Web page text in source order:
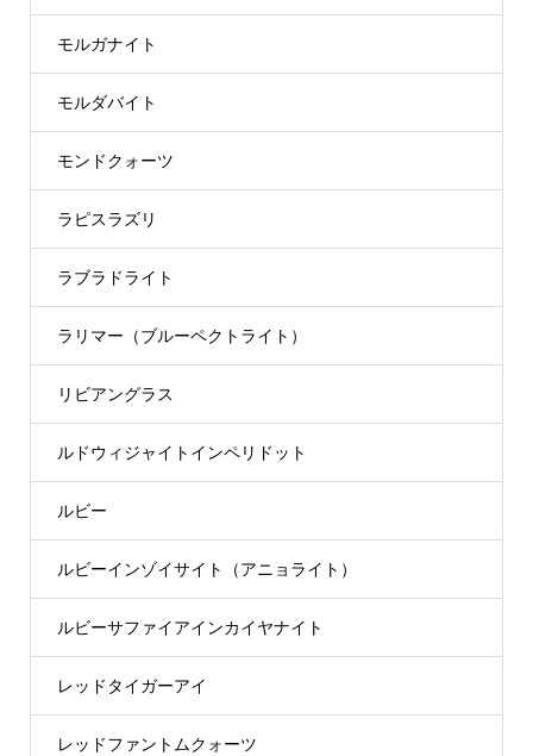
モルガナイト
モルダバイト
モンドクォーツ
ラピスラズリ
ラブラドライト
ラリマー（ブルーペクトライト）
リビアングラス
ルドウィジャイトインペリドット
ルビー
ルビーインゾイサイト（アニョライト）
ルビーサファイアインカイヤナイト
レッドタイガーアイ
レッドファントムクォーツ